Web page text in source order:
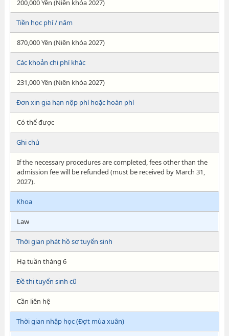
200,000 Yên (Niên khóa 2027)
Tiền học phí / năm
870,000 Yên (Niên khóa 2027)
Các khoản chi phí khác
231,000 Yên (Niên khóa 2027)
Đơn xin gia hạn nộp phí hoặc hoàn phí
Có thể được
Ghi chú
If the necessary procedures are completed, fees other than the
admission fee will be refunded (must be received by March 31,
2027).
Khoa
Law
Thời gian phát hồ sơ tuyển sinh
Hạ tuần tháng 6
Đề thi tuyển sinh cũ
Cần liên hệ
Thời gian nhập học (Đợt mùa xuân)